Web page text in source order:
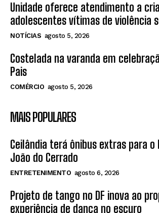
Unidade oferece atendimento a
adolescentes vítimas de violência
NOTÍCIAS agosto 5, 2026
Costelada na varanda em
Pais
COMÉRCIO agosto 5, 2026
MAIS POPULARES
Ceilândia terá ônibus extras para o
João do Cerrado
ENTRETENIMENTO agosto 6, 2026
Projeto de tango no DF inova ao
experiência de dança no escuro